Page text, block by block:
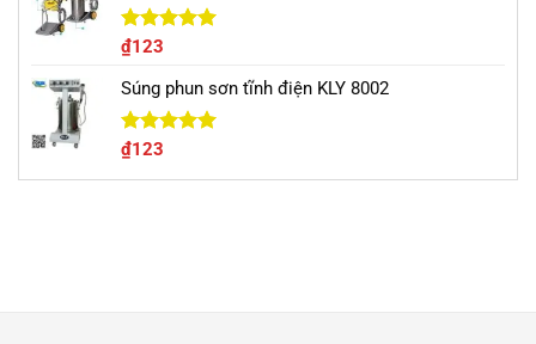
Được xếp
5 sao
₫123
Súng phun sơn tĩnh điện KLY 8002
Được xếp
5 sao
₫123